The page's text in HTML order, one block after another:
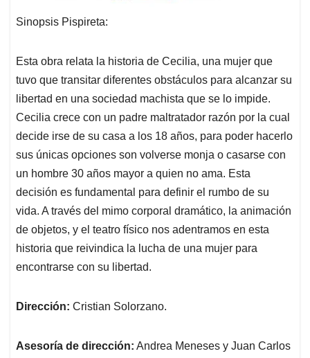
Sinopsis Pispireta:
Esta obra relata la historia de Cecilia, una mujer que
tuvo que transitar diferentes obstáculos para alcanzar su
libertad en una sociedad machista que se lo impide.
Cecilia crece con un padre maltratador razón por la cual
decide irse de su casa a los 18 años, para poder hacerlo
sus únicas opciones son volverse monja o casarse con
un hombre 30 años mayor a quien no ama. Esta
decisión es fundamental para definir el rumbo de su
vida. A través del mimo corporal dramático, la animación
de objetos, y el teatro físico nos adentramos en esta
historia que reivindica la lucha de una mujer para
encontrarse con su libertad.
Dirección: Cristian Solorzano.
Asesoría de dirección: Andrea Meneses y Juan Carlos